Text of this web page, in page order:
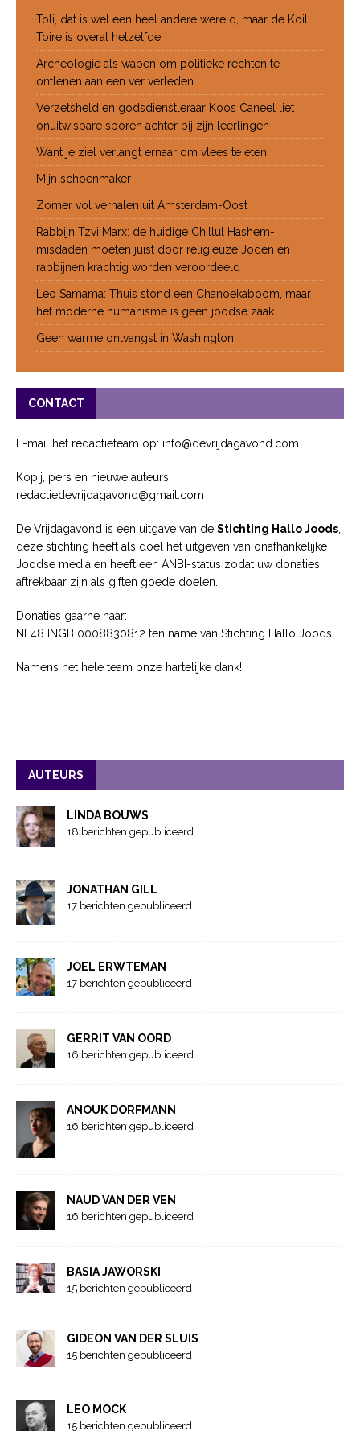
Toli, dat is wel een heel andere wereld, maar de Koil
Toire is overal hetzelfde
Archeologie als wapen om politieke rechten te
ontlenen aan een ver verleden
Verzetsheld en godsdienstleraar Koos Caneel liet
onuitwisbare sporen achter bij zijn leerlingen
Want je ziel verlangt ernaar om vlees te eten
Mijn schoenmaker
Zomer vol verhalen uit Amsterdam-Oost
Rabbijn Tzvi Marx: de huidige Chillul Hashem-
misdaden moeten juist door religieuze Joden en
rabbijnen krachtig worden veroordeeld
Leo Samama: Thuis stond een Chanoekaboom, maar
het moderne humanisme is geen joodse zaak
Geen warme ontvangst in Washington
CONTACT
E-mail het redactieteam op: info@devrijdagavond.com
Kopij, pers en nieuwe auteurs:
redactiedevrijdagavond@gmail.com
De Vrijdagavond is een uitgave van de Stichting Hallo Joods
deze stichting heeft als doel het uitgeven van onafhankelijke
Joodse media en heeft een ANBI-status zodat uw donaties
aftrekbaar zijn als giften goede doelen.
Donaties gaarne naar:
NL48 INGB 0008830812 ten name van Stichting Hallo Joods.
Namens het hele team onze hartelijke dank!
AUTEURS
LINDA BOUWS
18 berichten gepubliceerd
JONATHAN GILL
17 berichten gepubliceerd
JOEL ERWTEMAN
17 berichten gepubliceerd
GERRIT VAN OORD
16 berichten gepubliceerd
ANOUK DORFMANN
16 berichten gepubliceerd
NAUD VAN DER VEN
16 berichten gepubliceerd
BASIA JAWORSKI
15 berichten gepubliceerd
GIDEON VAN DER SLUIS
15 berichten gepubliceerd
LEO MOCK
15 berichten gepubliceerd